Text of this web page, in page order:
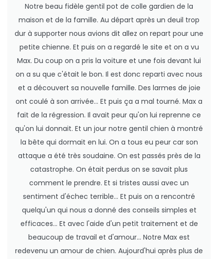
Notre beau fidèle gentil pot de colle gardien de la
maison et de la famille. Au départ après un deuil trop
dur à supporter nous avions dit allez on repart pour une
petite chienne. Et puis on a regardé le site et on a vu
Max. Du coup on a pris la voiture et une fois devant lui
on a su que c'était le bon. Il est donc reparti avec nous
et a découvert sa nouvelle famille. Des larmes de joie
ont coulé à son arrivée... Et puis ça a mal tourné. Max a
fait de la régression. Il avait peur qu'on lui reprenne ce
qu'on lui donnait. Et un jour notre gentil chien à montré
la bête qui dormait en lui. On a tous eu peur car son
attaque a été très soudaine. On est passés près de la
catastrophe. On était perdus on se savait plus
comment le prendre. Et si tristes aussi avec un
sentiment d'échec terrible... Et puis on a rencontré
quelqu'un qui nous a donné des conseils simples et
efficaces... Et avec l'aide d'un petit traitement et de
beaucoup de travail et d'amour... Notre Max est
redevenu un amour de chien. Aujourd'hui après plus de